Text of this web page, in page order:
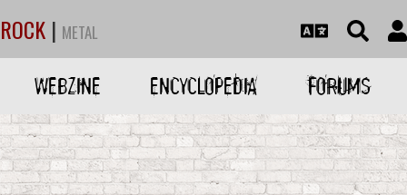
ROCK | METAL
WEBZINE ENCYCLOPEDIA FORUMS